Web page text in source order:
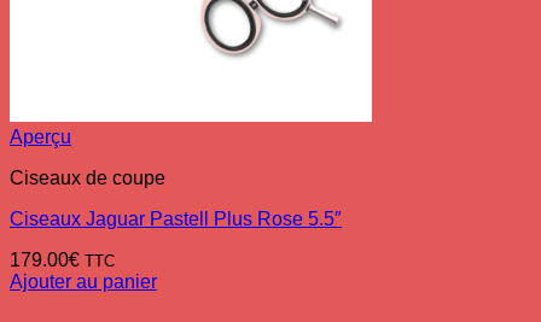
Aperçu
Ciseaux de coupe
Ciseaux Jaguar Pastell Plus Rose 5.5″
179.00€ TTC
Ajouter au panier